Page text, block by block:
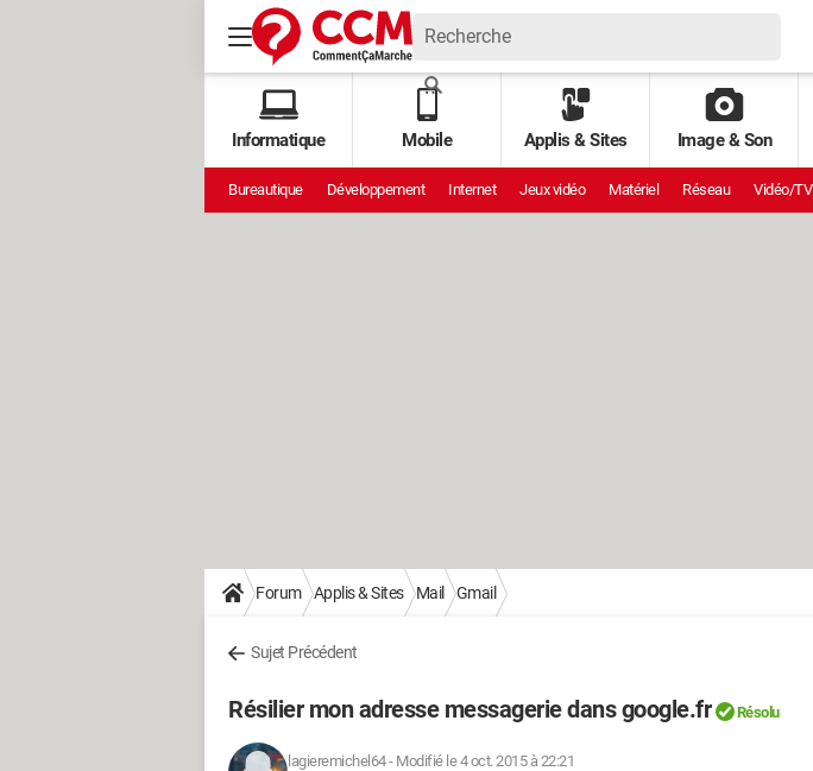
Informatique Mobile Applis & Sites Image & Son
Bureautique Développement Internet Jeux vidéo Matériel Réseau Vidéo/TV
Forum Applis & Sites Mail Gmail
Sujet Précédent
Résilier mon adresse messagerie dans google.fr Résolu
lagieremichel64- Modifié le 4 oct. 2015 à 22:21